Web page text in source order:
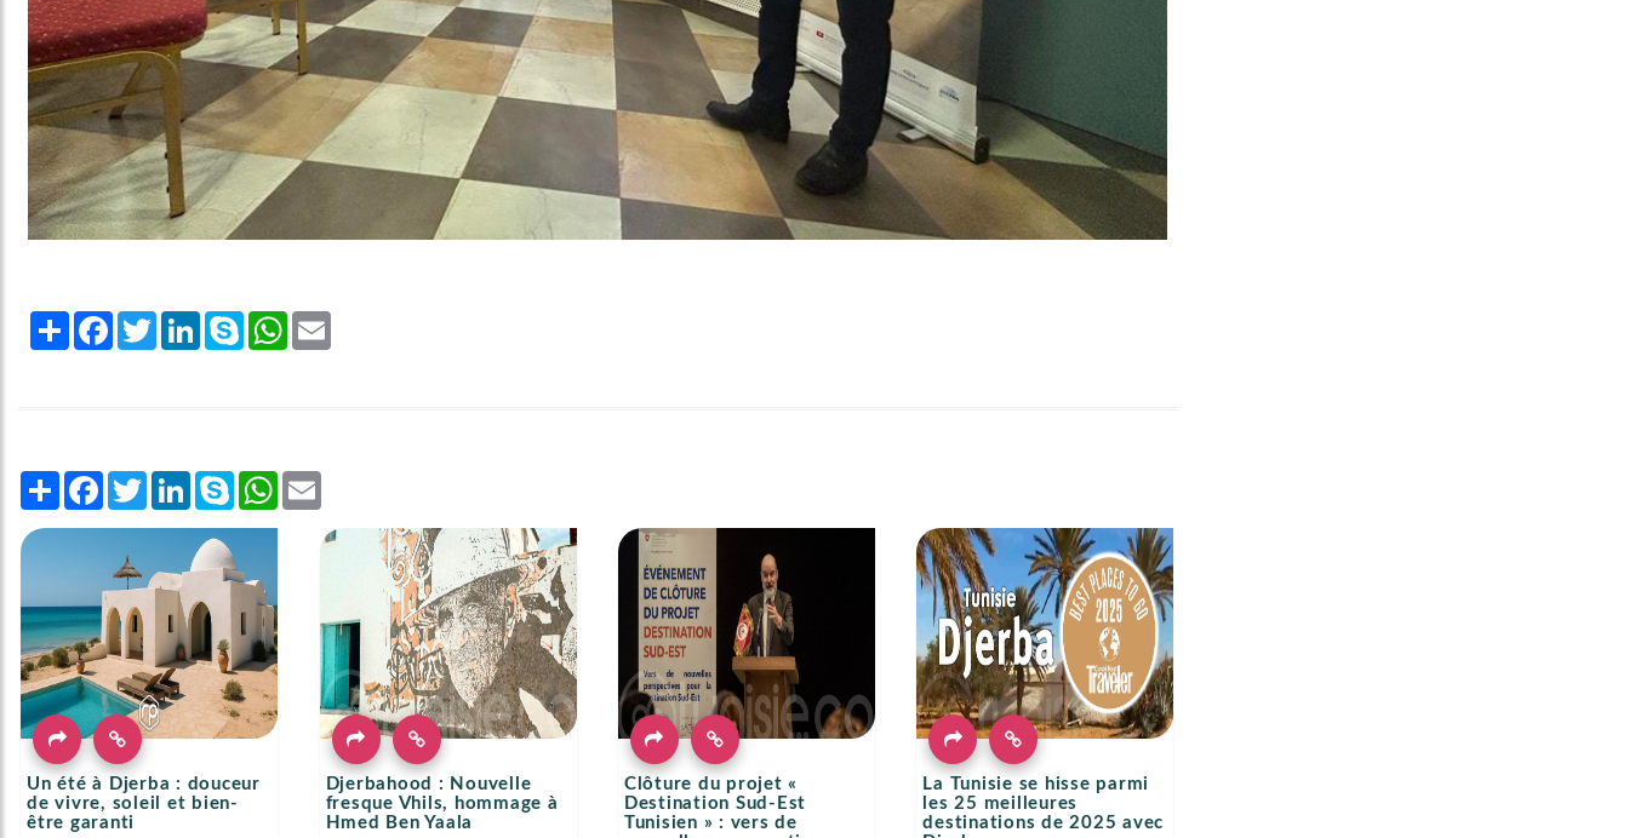
Share Facebook
TwitterLinkedInSkype WhatsApp
Share Facebook
TwitterLinkedInSkype WhatsApp
Un été à Djerba : douceur
de vivre, soleil et bien-
être garanti
Djerbahood : Nouvelle
fresque Vhils, hommage à
Hmed Ben Yaala
Clôture du projet «
Destination Sud-Est
Tunisien » : vers de
La Tunisie se hisse parmi
les 25 meilleures
destinations de 2025 avec